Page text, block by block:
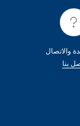
والاتصال
بنا